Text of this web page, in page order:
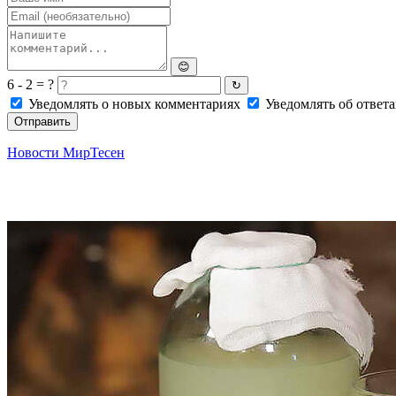
😊
6 - 2 = ? ↻
Уведомлять о новых комментариях Уведомлять об
Отправить
Новости МирТесен